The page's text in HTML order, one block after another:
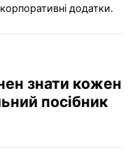
додатки.
знати кожен
посібник